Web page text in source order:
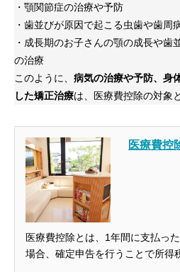
・顎関節症の治療や予防
・歯並びが原因で起こる虫歯や歯周
・成長期のお子さんの顎の成長や歯
の治療
このように、 病気の治療や予防、身
した矯正治療は、医療費控除の対象
医療費控
医療費控除とは、1年間に支払っ
場合、確定申告を行うことで所得